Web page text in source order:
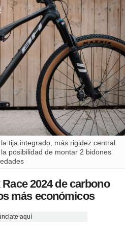
tija integrado, más rigidez central
posibilidad de montar 2 bidones
2024 de carbono
más económicos
aquí